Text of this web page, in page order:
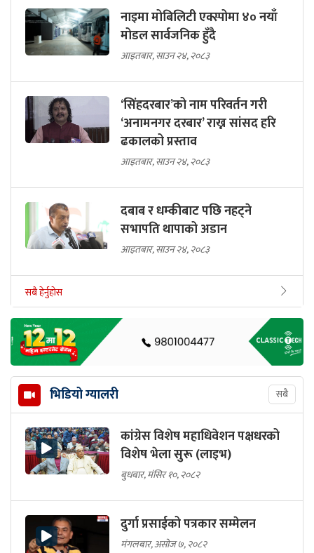
नाइमा मोबिलिटी एक्स्पोमा ४० नयाँ
मोडल सार्वजनिक हुँदै
आइतबार, साउन २४, २०८३
‘सिंहदरबार’को नाम परिवर्तन गरी
‘अनामनगर दरबार’ राख्न सांसद हरि
ढकालको प्रस्ताव
आइतबार, साउन २४, २०८३
दबाब र धम्कीबाट पछि नहट्ने
सभापति थापाको अडान
आइतबार, साउन २४, २०८३
सबै हेर्नुहोस
भिडियो ग्यालरी सबै
कांग्रेस विशेष महाधिवेशन पक्षधरको
विशेष भेला सुरू (लाइभ)
बुधबार, मंसिर १०, २०८२
दुर्गा प्रसाईको पत्रकार सम्मेलन
मंगलबार, असोज ७, २०८२